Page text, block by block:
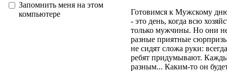
Запомнить меня на этом
компьютере
Готовимся к Мужскому
- это день, когда всю
только мужчины. Но они не
разные приятные
не сидят сложа руки:
ребят придумывают.
разным... Каким-то он